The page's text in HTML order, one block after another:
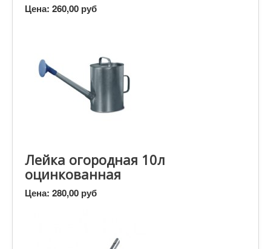
Цена: 260,00 руб
Лейка огородная 10л
оцинкованная
Цена: 280,00 руб